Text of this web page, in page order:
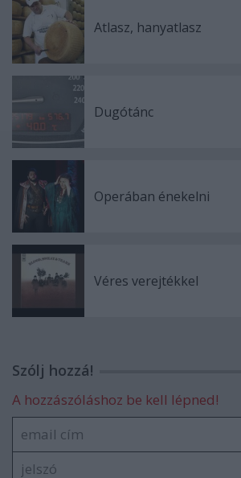
Atlasz, hanyatlasz
Dugótánc
Operában énekelni
Véres verejtékkel
Szólj hozzá!
A hozzászóláshoz be kell lépned!